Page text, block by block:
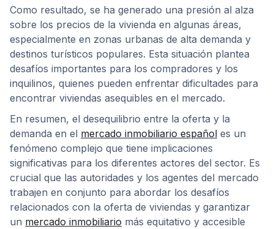
Como resultado, se ha generado una presión al alza
sobre los precios de la vivienda en algunas áreas,
especialmente en zonas urbanas de alta demanda y
destinos turísticos populares. Esta situación plantea
desafíos importantes para los compradores y los
inquilinos, quienes pueden enfrentar dificultades para
encontrar viviendas asequibles en el mercado.
En resumen, el desequilibrio entre la oferta y la
demanda en el mercado inmobiliario español es un
fenómeno complejo que tiene implicaciones
significativas para los diferentes actores del sector. Es
crucial que las autoridades y los agentes del mercado
trabajen en conjunto para abordar los desafíos
relacionados con la oferta de viviendas y garantizar
un mercado inmobiliario más equitativo y accesible